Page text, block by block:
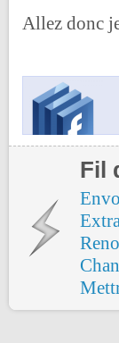
Allez donc
Fil